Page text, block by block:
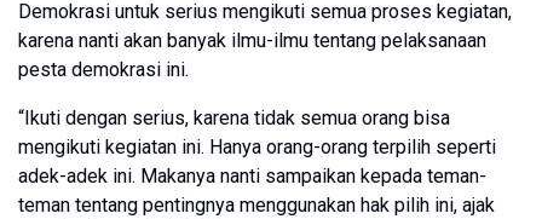
Demokrasi untuk serius mengikuti semua proses kegiatan,
karena nanti akan banyak ilmu-ilmu tentang pelaksanaan
pesta demokrasi ini.
“Ikuti dengan serius, karena tidak semua orang bisa
mengikuti kegiatan ini. Hanya orang-orang terpilih seperti
adek-adek ini. Makanya nanti sampaikan kepada teman-
teman tentang pentingnya menggunakan hak pilih ini, ajak